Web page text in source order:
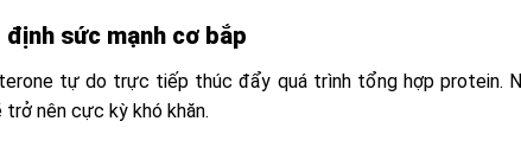
định sức mạnh cơ bắp
tự do trực tiếp thúc đẩy quá trình tổng hợp protein.
trở nên cực kỳ khó khăn.